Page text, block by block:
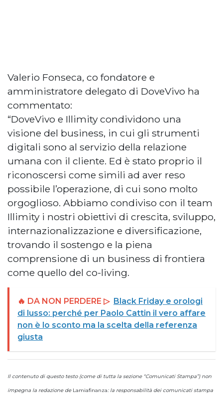
Valerio Fonseca, co fondatore e
amministratore delegato di DoveVivo ha
commentato:
“DoveVivo e Illimity condividono una
visione del business, in cui gli strumenti
digitali sono al servizio della relazione
umana con il cliente. Ed è stato proprio il
riconoscersi come simili ad aver reso
possibile l’operazione, di cui sono molto
orgoglioso. Abbiamo condiviso con il team
Illimity i nostri obiettivi di crescita, sviluppo,
internazionalizzazione e diversificazione,
trovando il sostengo e la piena
comprensione di un business di frontiera
come quello del co-living.
🔥 DA NON PERDERE ▷ Black Friday e orologi
di lusso: perché per Paolo Cattin il vero affare
non è lo sconto ma la scelta della referenza
giusta
Il contenuto di questo testo (come di tutta la sezione “Comunicati Stampa”) non
impegna la redazione de Lamiafinanza: la responsabilità dei comunicati stampa